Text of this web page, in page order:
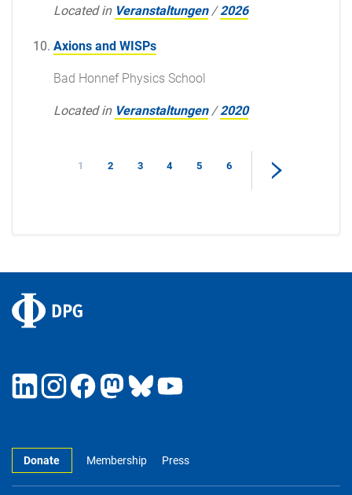
Located in Veranstaltungen /2026
Axions and WISPs
Bad Honnef Physics School
Located in Veranstaltungen /2020
1 2 3 4 5 6
Donate Membership Press